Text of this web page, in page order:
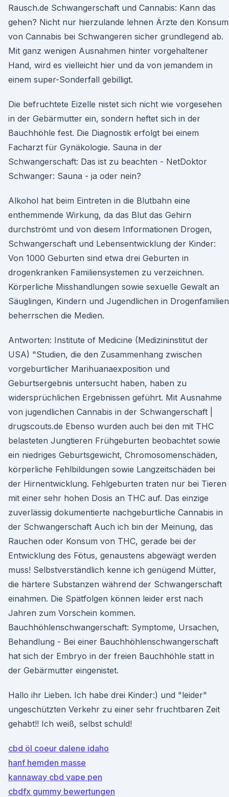
Rausch.de Schwangerschaft und Cannabis: Kann das
gehen? Nicht nur hierzulande lehnen Ärzte den Konsum
von Cannabis bei Schwangeren sicher grundlegend ab.
Mit ganz wenigen Ausnahmen hinter vorgehaltener
Hand, wird es vielleicht hier und da von jemandem in
einem super-Sonderfall gebilligt.
Die befruchtete Eizelle nistet sich nicht wie vorgesehen
in der Gebärmutter ein, sondern heftet sich in der
Bauchhöhle fest. Die Diagnostik erfolgt bei einem
Facharzt für Gynäkologie. Sauna in der
Schwangerschaft: Das ist zu beachten - NetDoktor
Schwanger: Sauna - ja oder nein?
Alkohol hat beim Eintreten in die Blutbahn eine
enthemmende Wirkung, da das Blut das Gehirn
durchströmt und von diesem Informationen Drogen,
Schwangerschaft und Lebensentwicklung der Kinder:
Von 1000 Geburten sind etwa drei Geburten in
drogenkranken Familiensystemen zu verzeichnen.
Körperliche Misshandlungen sowie sexuelle Gewalt an
Säuglingen, Kindern und Jugendlichen in Drogenfamilien
beherrschen die Medien.
Antworten: Institute of Medicine (Medizininstitut der
USA) "Studien, die den Zusammenhang zwischen
vorgeburtlicher Marihuanaexposition und
Geburtsergebnis untersucht haben, haben zu
widersprüchlichen Ergebnissen geführt. Mit Ausnahme
von jugendlichen Cannabis in der Schwangerschaft |
drugscouts.de Ebenso wurden auch bei den mit THC
belasteten Jungtieren Frühgeburten beobachtet sowie
ein niedriges Geburtsgewicht, Chromosomenschäden,
körperliche Fehlbildungen sowie Langzeitschäden bei
der Hirnentwicklung. Fehlgeburten traten nur bei Tieren
mit einer sehr hohen Dosis an THC auf. Das einzige
zuverlässig dokumentierte nachgeburtliche Cannabis in
der Schwangerschaft Auch ich bin der Meinung, das
Rauchen oder Konsum von THC, gerade bei der
Entwicklung des Fötus, genaustens abgewägt werden
muss! Selbstverständlich kenne ich genügend Mütter,
die härtere Substanzen während der Schwangerschaft
einahmen. Die Spätfolgen können leider erst nach
Jahren zum Vorschein kommen.
Bauchhöhlenschwangerschaft: Symptome, Ursachen,
Behandlung - Bei einer Bauchhöhlenschwangerschaft
hat sich der Embryo in der freien Bauchhöhle statt in
der Gebärmutter eingenistet.
Hallo ihr Lieben. Ich habe drei Kinder:) und "leider"
ungeschützten Verkehr zu einer sehr fruchtbaren Zeit
gehabt!! Ich weiß, selbst schuld!
cbd öl coeur dalene idaho
hanf hemden masse
kannaway cbd vape pen
cbdfx gummy bewertungen